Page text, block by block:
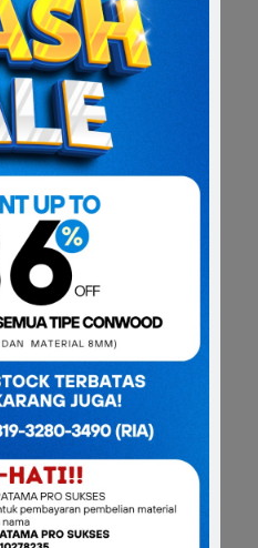
No.3, Babakan Ciamis,
Jawa Barat 40117